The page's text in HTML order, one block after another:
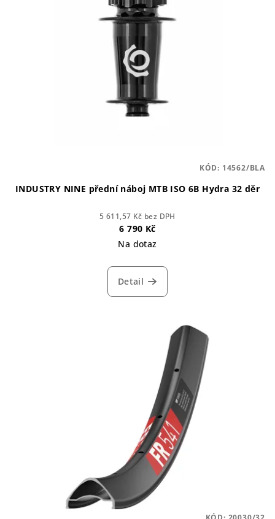
INDUSTRY NINE přední náboj MTB ISO 6B Hydra 32 děr
5 611,57 Kč bez DPH
6 790 Kč
Na dotaz
Detail
KÓD: 14562/BLA